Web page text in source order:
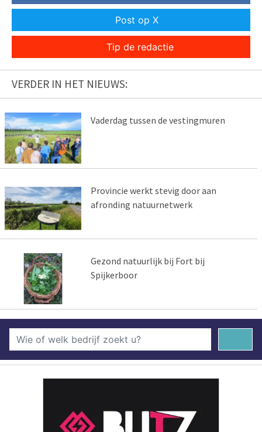
Post op X
Tip de redactie
VERDER IN HET NIEUWS:
Vaderdag tussen de vestingmuren
Provincie werkt stevig door aan
afronding natuurnetwerk
Gezond natuurlijk bij Fort bij
Spijkerboor